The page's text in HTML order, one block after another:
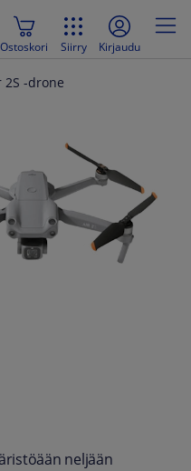
Ostoskori Siirry Kirjaudu
2S -drone
neljään